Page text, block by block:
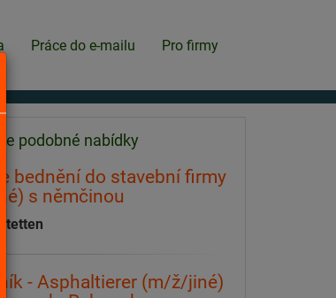
Práce do e-mailu Pro firmy
podobné nabídky
bednění do stavební firmy
s němčinou
- Asphaltierer (m/ž/jiné)